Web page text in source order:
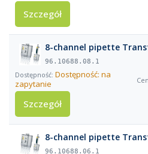
Szczegół
8-channel pipette
96.10688.08.1
Dostępność: na
zapytanie
Szczegół
8-channel pipette
96.10688.06.1